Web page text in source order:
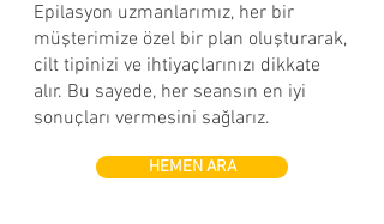
Epilasyon uzmanlarımız, her bir
müşterimize özel bir plan oluşturarak,
cilt tipinizi ve ihtiyaçlarınızı dikkate
alır. Bu sayede, her seansın en iyi
sonuçları vermesini sağlarız.
HEMEN ARA